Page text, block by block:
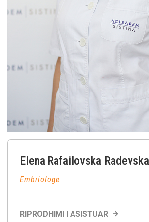
Elena Rafailovska Radevska
Embriologe
RIPRODHIMI I ASISTUAR